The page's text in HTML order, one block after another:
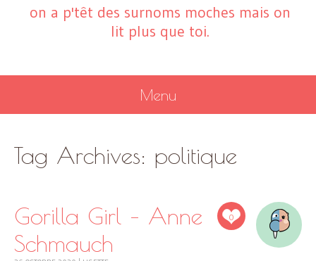
on a p'têt des surnoms moches mais on
lit plus que toi.
Menu
TO
CONTENT
Tag Archives: politique
0
Gorilla Girl – Anne
Schmauch